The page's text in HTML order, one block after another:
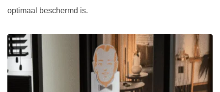
optimaal beschermd is.